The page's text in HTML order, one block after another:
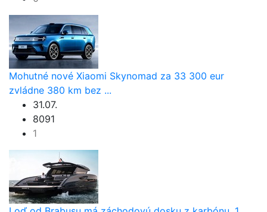
Mohutné nové Xiaomi Skynomad za 33 300 eur
zvládne 380 km bez ...
31.07.
8091
1